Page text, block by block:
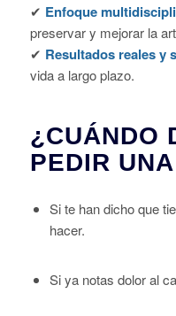
✔ Enfoque
preservar y mejorar la
✔ Resultados reales y
vida a largo plazo.
¿CUÁNDO
PEDIR
Si te han dicho que
hacer.
Si ya notas dolor al